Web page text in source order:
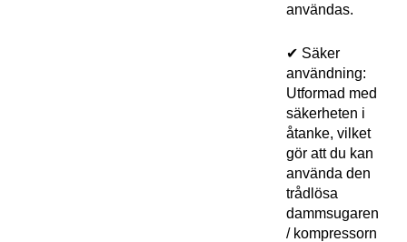
användas.
✔ Säker
användning:
Utformad med
säkerheten i
åtanke, vilket
gör att du kan
använda den
trådlösa
dammsugaren
/ kompressorn